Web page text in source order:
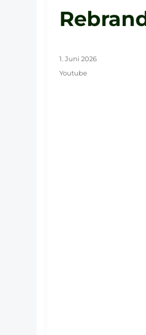
Veröffentlicht
am
1. Juni 2026
Schlagwörter
Youtube